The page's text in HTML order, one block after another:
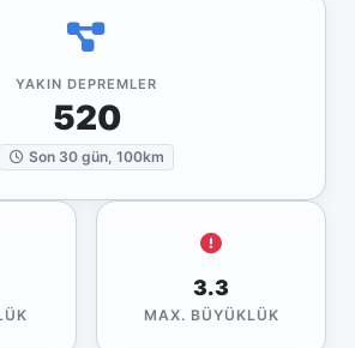
YAKIN DEPREMLER
520
Son 30 gün, 100km
3.3
MAX. BÜYÜKLÜK